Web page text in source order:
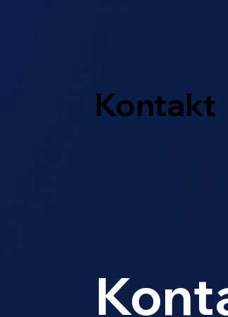
Kontakt